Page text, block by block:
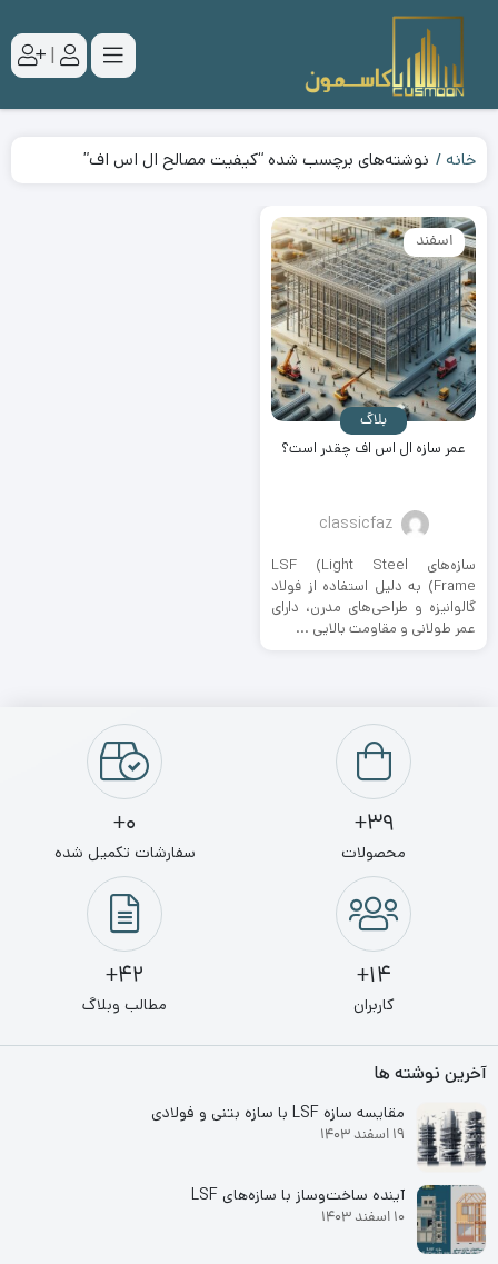
|
خانه نوشته‌های برچسب شده “کیفیت مصالح ال اس اف”
بلاگ
اسفند
عمر سازه ال اس اف چقدر است؟
classicfaz
سازه‌های LSF (Light Steel
Frame) به دلیل استفاده از فولاد
گالوانیزه و طراحی‌های مدرن، دارای
عمر طولانی و مقاومت بالایی ...
39+
محصولات
0+
سفارشات تکمیل شده
14+
کاربران
42+
مطالب وبلاگ
آخرین نوشته ها
مقایسه سازه LSF با سازه بتنی و فولادی
19 اسفند 1403
آینده ساخت‌وساز با سازه‌های LSF
10 اسفند 1403